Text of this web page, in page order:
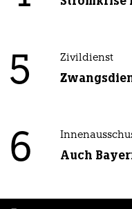
5 Zivildienst
6 Auch